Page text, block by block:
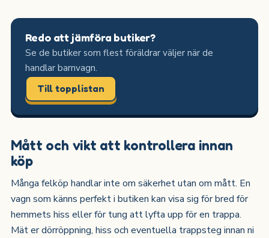
Redo att jämföra butiker?
Se de butiker som flest föräldrar väljer när de
handlar barnvagn.
Till topplistan
Mått och vikt att kontrollera innan
köp
Många felköp handlar inte om säkerhet utan om mått. En
vagn som känns perfekt i butiken kan visa sig för bred för
hemmets hiss eller för tung att lyfta upp för en trappa.
Mät er dörröppning, hiss och eventuella trappsteg innan ni